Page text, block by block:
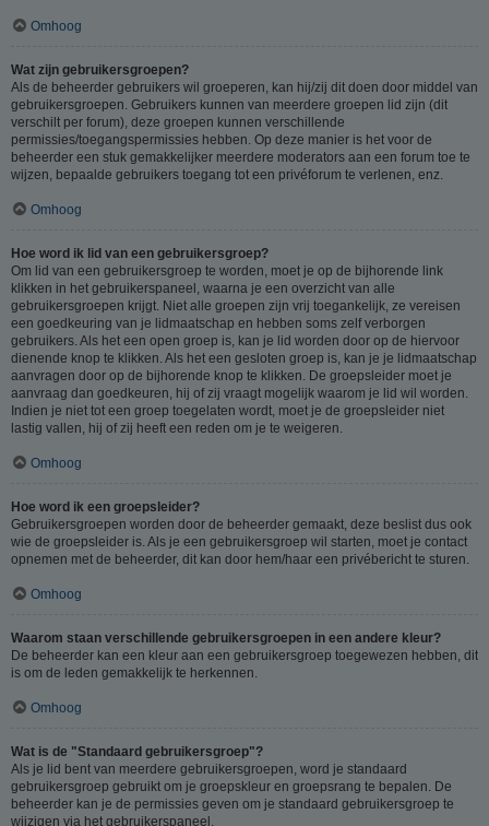
Omhoog
Wat zijn gebruikersgroepen?
Als de beheerder gebruikers wil groeperen, kan hij/zij dit doen door middel van
gebruikersgroepen. Gebruikers kunnen van meerdere groepen lid zijn (dit
verschilt per forum), deze groepen kunnen verschillende
permissies/toegangspermissies hebben. Op deze manier is het voor de
beheerder een stuk gemakkelijker meerdere moderators aan een forum toe te
wijzen, bepaalde gebruikers toegang tot een privéforum te verlenen, enz.
Omhoog
Hoe word ik lid van een gebruikersgroep?
Om lid van een gebruikersgroep te worden, moet je op de bijhorende link
klikken in het gebruikerspaneel, waarna je een overzicht van alle
gebruikersgroepen krijgt. Niet alle groepen zijn vrij toegankelijk, ze vereisen
een goedkeuring van je lidmaatschap en hebben soms zelf verborgen
gebruikers. Als het een open groep is, kan je lid worden door op de hiervoor
dienende knop te klikken. Als het een gesloten groep is, kan je je lidmaatschap
aanvragen door op de bijhorende knop te klikken. De groepsleider moet je
aanvraag dan goedkeuren, hij of zij vraagt mogelijk waarom je lid wil worden.
Indien je niet tot een groep toegelaten wordt, moet je de groepsleider niet
lastig vallen, hij of zij heeft een reden om je te weigeren.
Omhoog
Hoe word ik een groepsleider?
Gebruikersgroepen worden door de beheerder gemaakt, deze beslist dus ook
wie de groepsleider is. Als je een gebruikersgroep wil starten, moet je contact
opnemen met de beheerder, dit kan door hem/haar een privébericht te sturen.
Omhoog
Waarom staan verschillende gebruikersgroepen in een andere kleur?
De beheerder kan een kleur aan een gebruikersgroep toegewezen hebben, dit
is om de leden gemakkelijk te herkennen.
Omhoog
Wat is de "Standaard gebruikersgroep"?
Als je lid bent van meerdere gebruikersgroepen, word je standaard
gebruikersgroep gebruikt om je groepskleur en groepsrang te bepalen. De
beheerder kan je de permissies geven om je standaard gebruikersgroep te
wijzigen via het gebruikerspaneel.